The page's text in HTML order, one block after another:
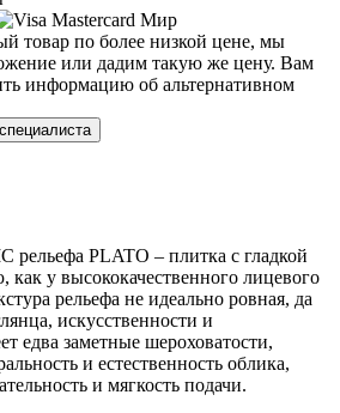
товар по более низкой цене, мы
или дадим такую же цену. Вам
информацию об альтернативном
PLATO – плитка с гладкой
как у высококачественного лицевого
рельефа не идеально ровная, да
искусственности и
едва заметные шероховатости,
и естественность облика,
и мягкость подачи.